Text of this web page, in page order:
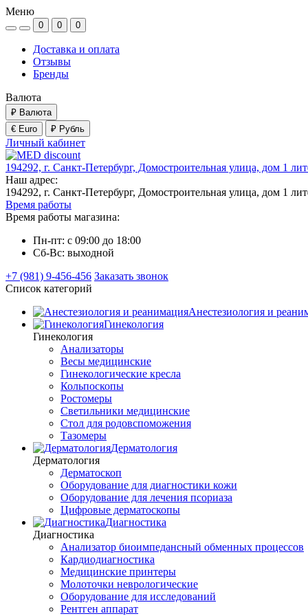
Меню
0 0 0
Доставка и оплата
Отзывы
Бренды
Валюта
₽ Валюта
€ Euro
₽ Рубль
Личный кабинет
194292, г. Санкт-Петербург, Домостроительная улица, дом 1
Наш адрес:
194292, г. Санкт-Петербург, Домостроительная улица, дом 1
Время работы
Время работы магазина:
Пн-пт: с 09:00 до 18:00
Сб-Вс: выходной
+7 (981) 9-456-456 Заказать звонок
Список категорий
Анестезиология и
Гинекология
Гинекология
Анализаторы
Весы медицинские
Гинекологические кресла
Кольпоскопы
Ростомеры
Светильники медицинские
Стол для родовспоможения
Тазомеры
Дерматология
Дерматология
Дерматоскоп
Оборудование для диагностики кожи
Оборудование для лечения псориаза
Цифровые дерматоскопы
Диагностика
Диагностика
Анализатор биоимпедансный обменных процессов
Кардиодиагностика
Медицинские принтеры
Молоточки неврологические
Оборудование для исследований
Рентген аппарат